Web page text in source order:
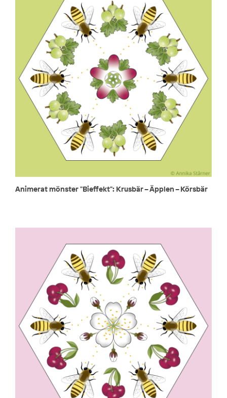
Animerat mönster "Bieffekt": Krusbär – Äpplen – Körsbär